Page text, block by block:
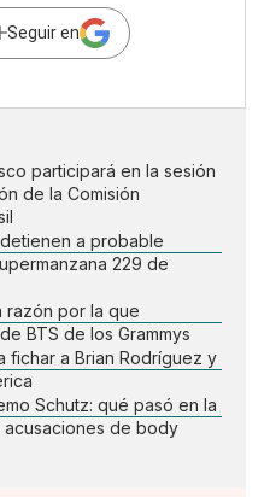
Seguir en
participará en la sesión
de la Comisión
a probable
229 de
razón por la que
BTS de los Grammys
fichar a Brian Rodríguez y
Schutz: qué pasó en la
de body